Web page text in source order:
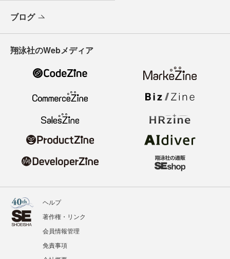
ブログ
翔泳社のWebメディア
ヘルプ
著作権・リンク
会員情報管理
免責事項